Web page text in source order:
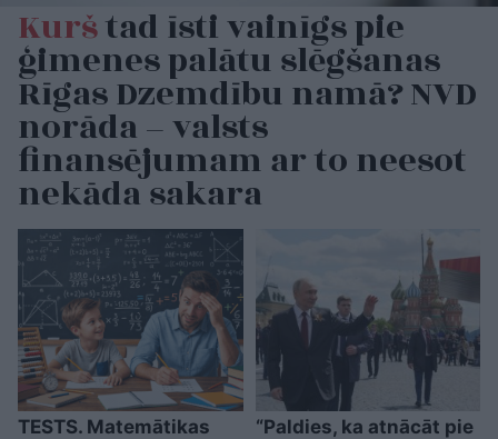
Kurštad īsti vainīgs pie
ģimenes palātu slēgšanas
Rīgas Dzemdību namā? NVD
norāda – valsts
finansējumam ar to neesot
nekāda sakara
TESTS. Matemātikas
“Paldies, ka atnācāt pie